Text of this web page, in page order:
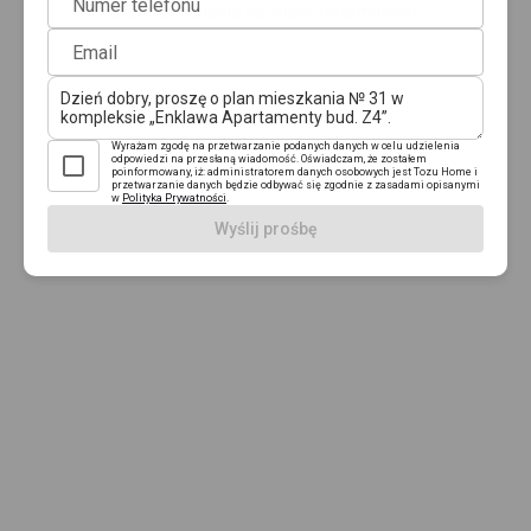
Numer telefonu
Email
Wyrażam zgodę na przetwarzanie podanych danych w celu udzielenia
odpowiedzi na przesłaną wiadomość. Oświadczam, że zostałem
poinformowany, iż: administratorem danych osobowych jest Tozu Home i
przetwarzanie danych będzie odbywać się zgodnie z zasadami opisanymi
w Polityka Prywatności
Wyślij prośbę
browser console for more information)